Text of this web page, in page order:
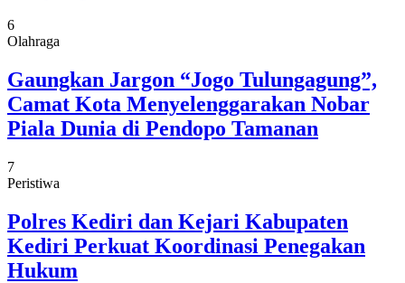
6
Olahraga
Gaungkan Jargon “Jogo Tulungagung”,
Camat Kota Menyelenggarakan Nobar
Piala Dunia di Pendopo Tamanan
7
Peristiwa
Polres Kediri dan Kejari Kabupaten
Kediri Perkuat Koordinasi Penegakan
Hukum